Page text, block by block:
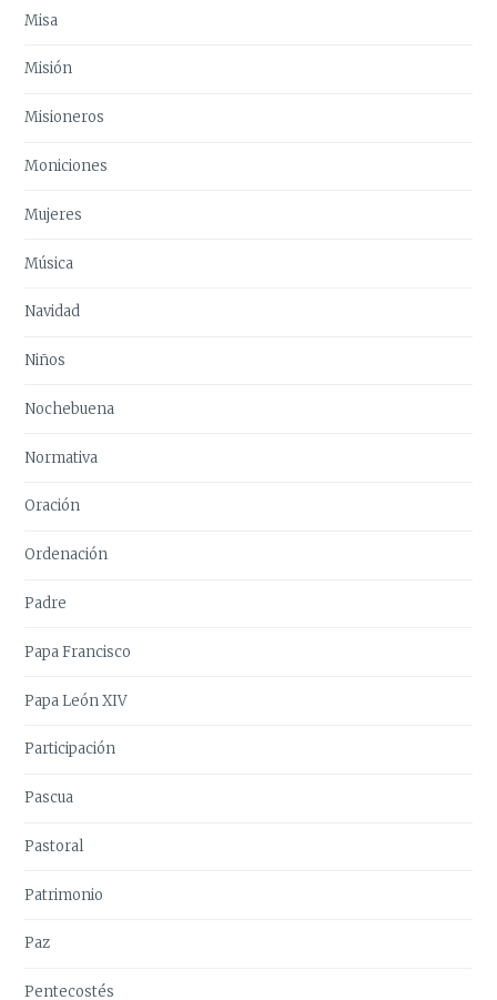
Misa
Misión
Misioneros
Moniciones
Mujeres
Música
Navidad
Niños
Nochebuena
Normativa
Oración
Ordenación
Padre
Papa Francisco
Papa León XIV
Participación
Pascua
Pastoral
Patrimonio
Paz
Pentecostés